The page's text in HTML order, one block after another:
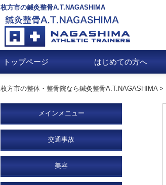
枚方市の鍼灸整骨A.T.NAGASHIMA
トップページ はじめての方へ
枚方市の整体・整骨院なら鍼灸整骨A.T.NAGASHIMA>
メインメニュー
交通事故
美容